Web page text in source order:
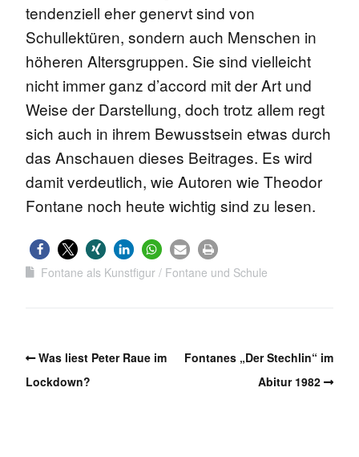
tendenziell eher genervt sind von
Schullektüren, sondern auch Menschen in
höheren Altersgruppen. Sie sind vielleicht
nicht immer ganz d’accord mit der Art und
Weise der Darstellung, doch trotz allem regt
sich auch in ihrem Bewusstsein etwas durch
das Anschauen dieses Beitrages. Es wird
damit verdeutlich, wie Autoren wie Theodor
Fontane noch heute wichtig sind zu lesen.
Fontane als Kunstfigur Fontane und Schule
Was liest Peter Raue im
Lockdown?
Fontanes „Der Stechlin“ im
Abitur 1982